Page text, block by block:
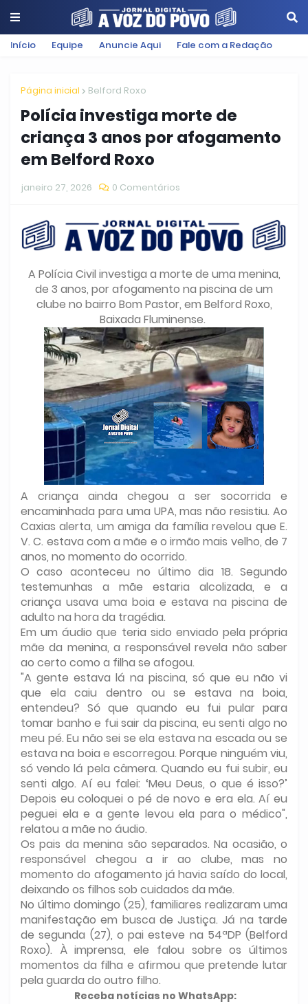
Início Equipe Anuncie Aqui Fale com a Redação
Página inicial Belford Roxo
Polícia investiga morte de
criança 3 anos por afogamento
em Belford Roxo
janeiro 27, 2026 0 Comentários
A Polícia Civil investiga a morte de uma menina,
de 3 anos, por afogamento na piscina de um
clube no bairro Bom Pastor, em Belford Roxo,
Baixada Fluminense.
A criança ainda chegou a ser socorrida e
encaminhada para uma UPA, mas não resistiu. Ao
Caxias alerta, um amiga da família revelou que E.
V. C. estava com a mãe e o irmão mais velho, de 7
anos, no momento do ocorrido.
O caso aconteceu no último dia 18. Segundo
testemunhas a mãe estaria alcolizada, e a
criança usava uma boia e estava na piscina de
adulto na hora da tragédia.
Em um áudio que teria sido enviado pela própria
mãe da menina, a responsável revela não saber
ao certo como a filha se afogou.
"A gente estava lá na piscina, só que eu não vi
que ela caiu dentro ou se estava na boia,
entendeu? Só que quando eu fui pular para
tomar banho e fui sair da piscina, eu senti algo no
meu pé. Eu não sei se ela estava na escada ou se
estava na boia e escorregou. Porque ninguém viu,
só vendo lá pela câmera. Quando eu fui subir, eu
senti algo. Aí eu falei: ‘Meu Deus, o que é isso?’
Depois eu coloquei o pé de novo e era ela. Aí eu
peguei ela e a gente levou ela para o médico",
relatou a mãe no áudio.
Os pais da menina são separados. Na ocasião, o
responsável chegou a ir ao clube, mas no
momento do afogamento já havia saído do local,
deixando os filhos sob cuidados da mãe.
No último domingo (25), familiares realizaram uma
manifestação em busca de Justiça. Já na tarde
de segunda (27), o pai esteve na 54ªDP (Belford
Roxo). À imprensa, ele falou sobre os últimos
momentos da filha e afirmou que pretende lutar
pela guarda do outro filho.
Receba notícias no WhatsApp: